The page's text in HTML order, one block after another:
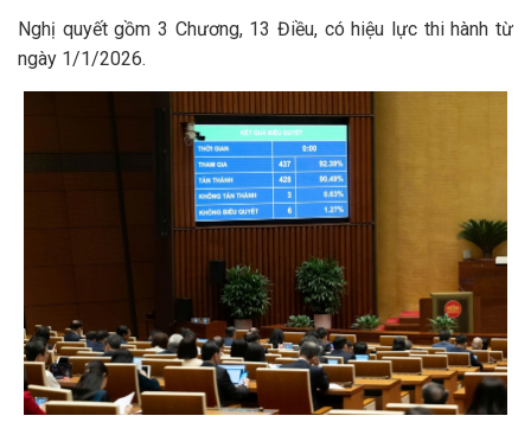
Nghị quyết gồm 3 Chương, 13 Điều, có hiệu lực thi hành từ
ngày 1/1/2026.